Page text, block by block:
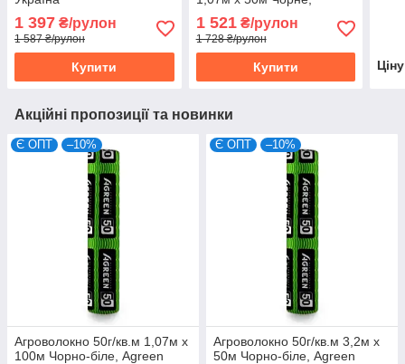
1 397 ₴/рулон
1 587 ₴/рулон
Купити
1 521₴/рулон
1 728 ₴/рулон
Купити
Акційні пропозиції та новинки
Є ОПТ –10%
Агроволокно 50г/кв.м 1,07м х
100м Чорно-біле, Agreen
Є ОПТ –10%
Агроволокно 50г/кв.м 3,2м х
50м Чорно-біле, Agreen